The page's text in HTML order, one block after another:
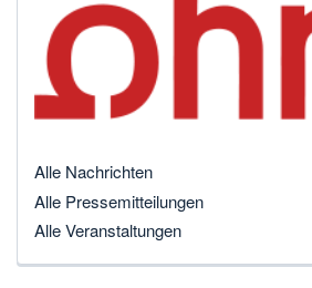
Alle Nachrichten
Alle Pressemitteilungen
Alle Veranstaltungen